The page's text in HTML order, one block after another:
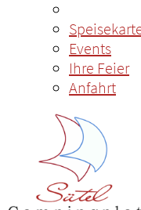
Events
Ihre Feier
Anfahrt